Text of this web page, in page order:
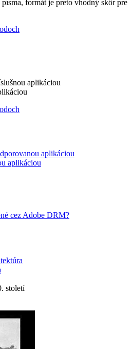
formát je preto vhodný skôr pre
aplikáciou
aplikáciou
aplikáciou
cez Adobe DRM?
století